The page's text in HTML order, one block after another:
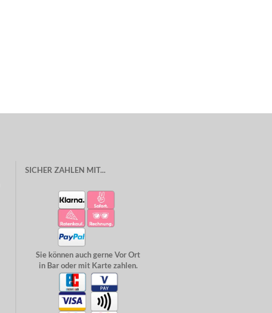
SICHER ZAHLEN MIT...
Sie können auch gerne Vor Ort
in Bar oder mit Karte zahlen.